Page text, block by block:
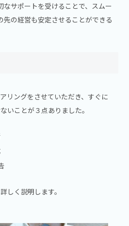
なサポートを受けることで、スムー
先の経営も安定させることができる
リングをさせていただき、すぐに
いことが３点ありました。
しく説明します。